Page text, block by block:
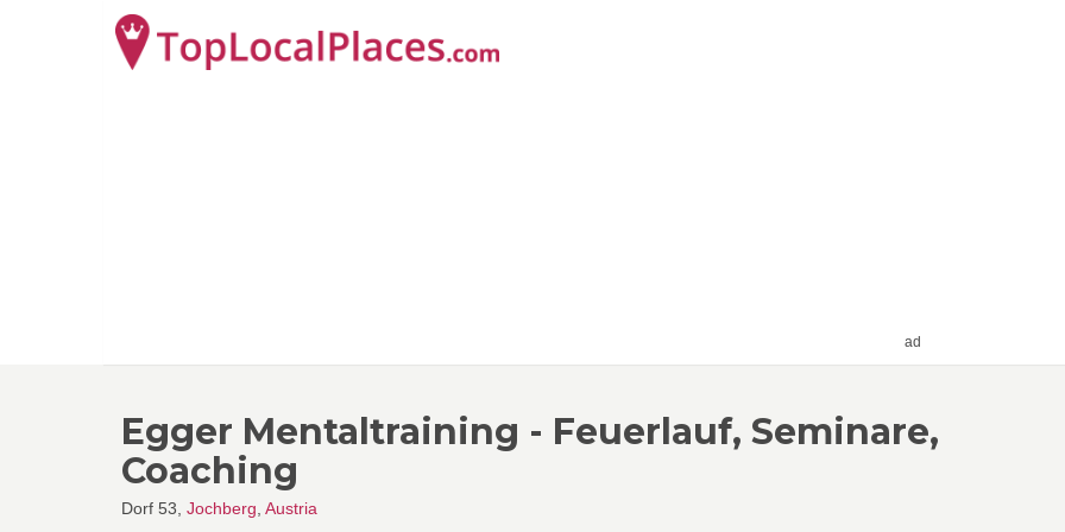
ad
Egger Mentaltraining - Feuerlauf, Seminare,
Coaching
Dorf 53, Jochberg Austria